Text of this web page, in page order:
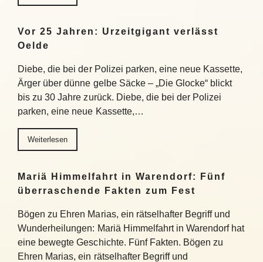
Vor 25 Jahren: Urzeitgigant verlässt
Oelde
Diebe, die bei der Polizei parken, eine neue Kassette,
Ärger über dünne gelbe Säcke – „Die Glocke“ blickt
bis zu 30 Jahre zurück. Diebe, die bei der Polizei
parken, eine neue Kassette,…
Weiterlesen
Mariä Himmelfahrt in Warendorf: Fünf
überraschende Fakten zum Fest
Bögen zu Ehren Marias, ein rätselhafter Begriff und
Wunderheilungen: Mariä Himmelfahrt in Warendorf hat
eine bewegte Geschichte. Fünf Fakten. Bögen zu
Ehren Marias, ein rätselhafter Begriff und